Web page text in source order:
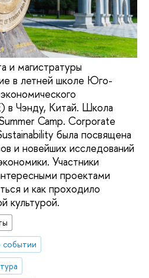
и магистратуры
в летней школе Юго-
в Чэнду, Китай. Школа
Camp. Corporate
была посвящена
и новейших исследований
Участники
проектами
и как проходило
культурой.